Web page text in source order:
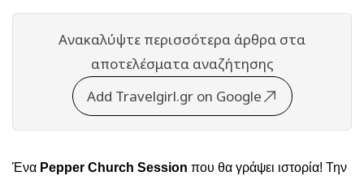
Ανακαλύψτε περισσότερα άρθρα στα
αποτελέσματα αναζήτησης
Add Travelgirl.gr on Google
Ένα Pepper Church Session που θα γράψει ιστορία! Την